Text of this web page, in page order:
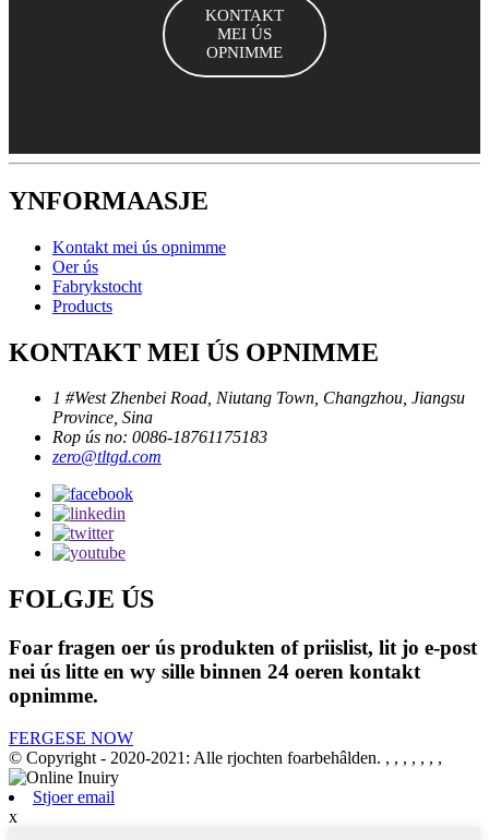
KONTAKT
MEI ÚS
OPNIMME
YNFORMAASJE
Kontakt mei ús opnimme
Oer ús
Fabrykstocht
Products
KONTAKT MEI ÚS OPNIMME
1 #West Zhenbei Road, Niutang Town, Changzhou, Jiangsu
Province, Sina
Rop ús no: 0086-18761175183
zero@tltgd.com
FOLGJE ÚS
Foar fragen oer ús produkten of priislist, lit jo e-post
nei ús litte en wy sille binnen 24 oeren kontakt
opnimme.
FERGESE NOW
© Copyright - 2020-2021: Alle rjochten foarbehâlden. , , , , , , ,
Stjoer email
x